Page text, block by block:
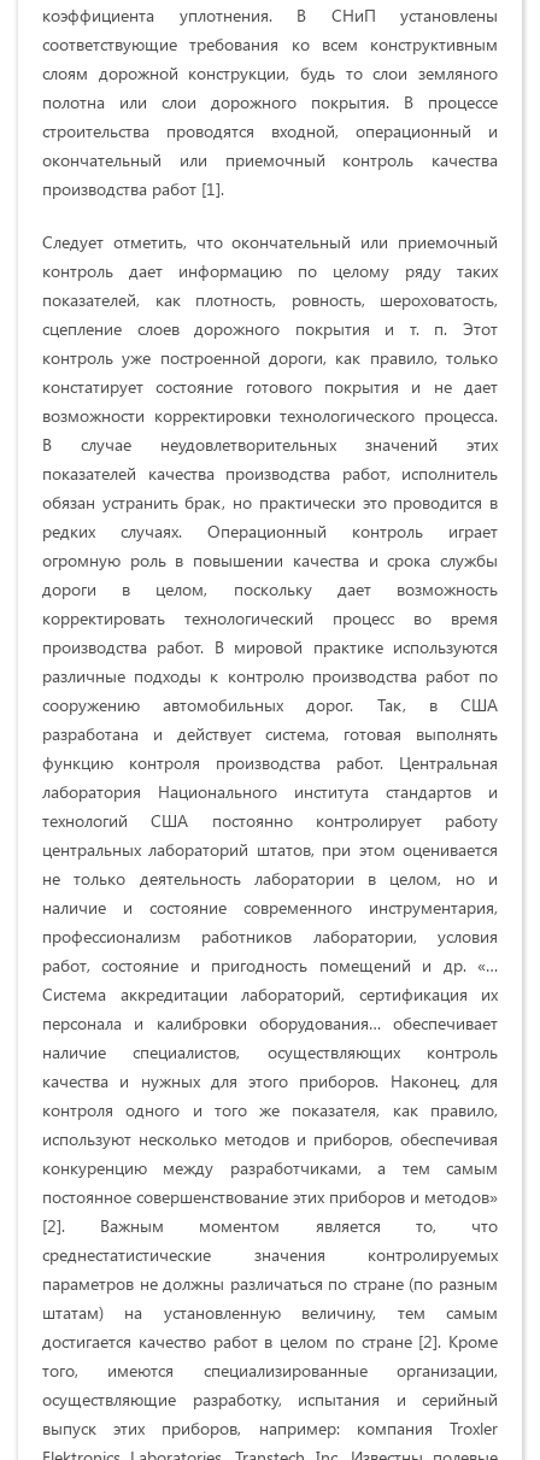
коэффициента уплотнения. В СНиП установлены
соответствующие требования ко всем конструктивным
слоям дорожной конструкции, будь то слои земляного
полотна или слои дорожного покрытия. В процессе
строительства проводятся входной, операционный и
окончательный или приемочный контроль качества
производства работ [1].
Следует отметить, что окончательный или приемочный
контроль дает информацию по целому ряду таких
показателей, как плотность, ровность, шероховатость,
сцепление слоев дорожного покрытия и т. п. Этот
контроль уже построенной дороги, как правило, только
констатирует состояние готового покрытия и не дает
возможности корректировки технологического процесса.
В случае неудовлетворительных значений этих
показателей качества производства работ, исполнитель
обязан устранить брак, но практически это проводится в
редких случаях. Операционный контроль играет
огромную роль в повышении качества и срока службы
дороги в целом, поскольку дает возможность
корректировать технологический процесс во время
производства работ. В мировой практике используются
различные подходы к контролю производства работ по
сооружению автомобильных дорог. Так, в США
разработана и действует система, готовая выполнять
функцию контроля производства работ. Центральная
лаборатория Национального института стандартов и
технологий США постоянно контролирует работу
центральных лабораторий штатов, при этом оценивается
не только деятельность лаборатории в целом, но и
наличие и состояние современного инструментария,
профессионализм работников лаборатории, условия
работ, состояние и пригодность помещений и др. «…
Система аккредитации лабораторий, сертификация их
персонала и калибровки оборудования… обеспечивает
наличие специалистов, осуществляющих контроль
качества и нужных для этого приборов. Наконец, для
контроля одного и того же показателя, как правило,
используют несколько методов и приборов, обеспечивая
конкуренцию между разработчиками, а тем самым
постоянное совершенствование этих приборов и методов»
[2]. Важным моментом является то, что
среднестатистические значения контролируемых
параметров не должны различаться по стране (по разным
штатам) на установленную величину, тем самым
достигается качество работ в целом по стране [2]. Кроме
того, имеются специализированные организации,
осуществляющие разработку, испытания и серийный
выпуск этих приборов, например: компания Troxler